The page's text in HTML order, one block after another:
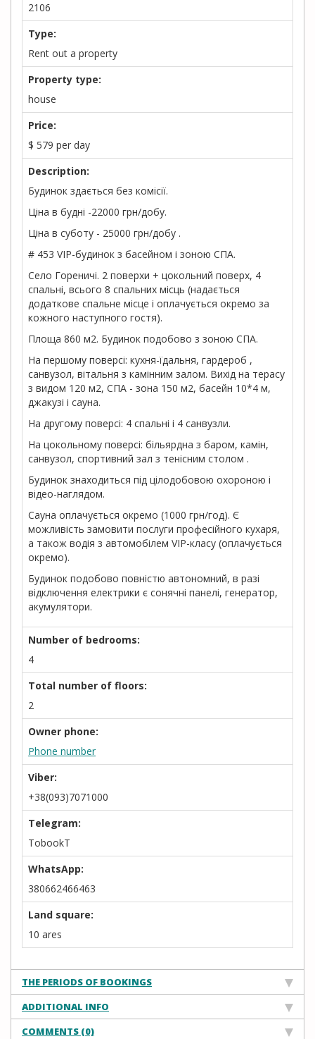
2106
Type:
Rent out a property
Property type:
house
Price:
$ 579 per day
Description:
Будинок здається без комісії.
Ціна в будні -22000 грн/добу.
Ціна в суботу - 25000 грн/добу .
# 453 VIP-будинок з басейном і зоною СПА.
Село Гореничі. 2 поверхи + цокольний поверх, 4
спальні, всього 8 спальних місць (надається
додаткове спальне місце і оплачується окремо за
кожного наступного гостя).
Площа 860 м2. Будинок подобово з зоною СПА.
На першому поверсі: кухня-їдальня, гардероб ,
санвузол, вітальня з камінним залом. Вихід на терасу
з видом 120 м2, СПА - зона 150 м2, басейн 10*4 м,
джакузі і сауна.
На другому поверсі: 4 спальні і 4 санвузли.
На цокольному поверсі: більярдна з баром, камін,
санвузол, спортивний зал з тенісним столом .
Будинок знаходиться під цілодобовою охороною і
відео-наглядом.
Сауна оплачується окремо (1000 грн/год). Є
можливість замовити послуги професійного кухаря,
а також водія з автомобілем VIP-класу (оплачується
окремо).
Будинок подобово повністю автономний, в разі
відключення електрики є сонячні панелі, генератор,
акумулятори.
Number of bedrooms:
4
Total number of floors:
2
Owner phone:
Phone number
Viber:
+38(093)7071000
Telegram:
TobookT
WhatsApp:
380662466463
Land square:
10 ares
THE PERIODS OF BOOKINGS
ADDITIONAL INFO
COMMENTS (0)